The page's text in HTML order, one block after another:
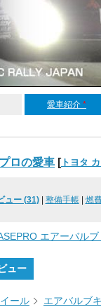
愛車紹介 *
ロの愛車 [ トヨタ
ュー (31)| 整備手帳| 燃
エアーバルブ
ュー
ール エアバルブ